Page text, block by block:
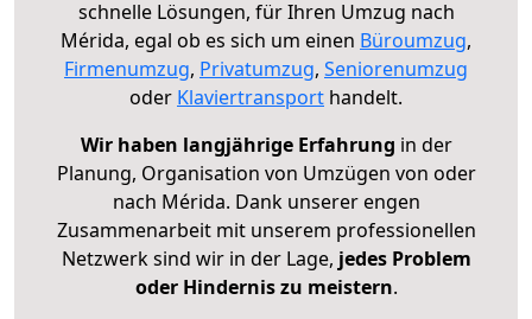
schnelle Lösungen, für Ihren Umzug nach
Mérida, egal ob es sich um einen Büroumzug,
Firmenumzug, Privatumzug, Seniorenumzug
oder Klaviertransport handelt.
Wir haben langjährige Erfahrung in der
Planung, Organisation von Umzügen von oder
nach Mérida. Dank unserer engen
Zusammenarbeit mit unserem professionellen
Netzwerk sind wir in der Lage, jedes Problem
oder Hindernis zu meistern.